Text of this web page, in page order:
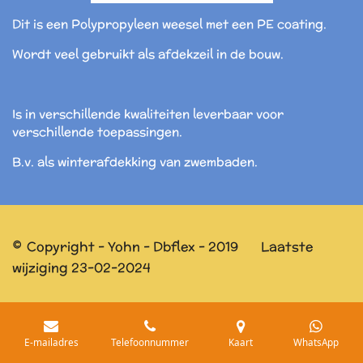
Dit is een Polypropyleen weesel met een PE coating.
Wordt veel gebruikt als afdekzeil in de bouw.
Is in verschillende kwaliteiten leverbaar voor
verschillende toepassingen.
B.v. als winterafdekking van zwembaden.
© Copyright - Yohn - Dbflex - 2019 Laatste
wijziging 23-02-2024
E-mailadres Telefoonnummer Kaart WhatsApp